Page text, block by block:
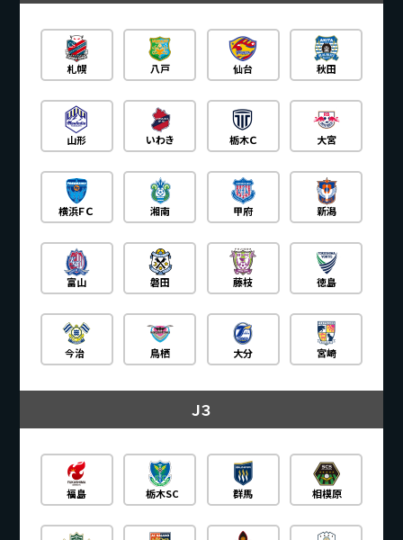
札幌 八戸 仙台 秋田
山形 いわき 栃木Ｃ 大宮
横浜ＦＣ 湘南 甲府 新潟
富山 磐田 藤枝 徳島
今治 鳥栖 大分 宮崎
Ｊ３
福島 栃木SC 群馬 相模原